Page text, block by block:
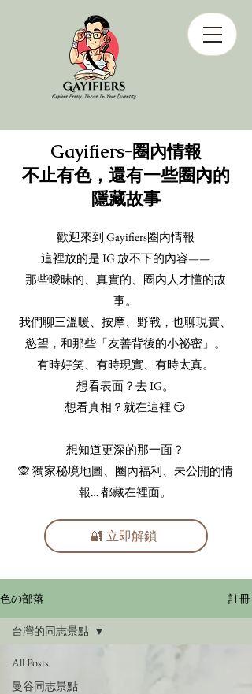
Gayifiers-圈內情報
不止有色，還有一些圈內的
隱藏故事
歡迎來到 Gayifiers圈內情報
這裡放的是 IG 放不下的內容——
那些曖昧的、真實的、圈內人才懂的故
事。
我們聊三溫暖、按摩、野戰，也聊現實、
慾望，和那些「友善背後的小祕密」。
有時好笑、有時現實、有時太真。
想看表面？去 IG。
想看真相？就在這裡 😏
想知道更深的那一面？
🙊 獨家秘境地圖、圈內福利、未公開的情
報… 都藏在裡面。
🔐 立即解鎖
色の部落 註冊
All Posts
曼谷同志景點
台灣的同志景點